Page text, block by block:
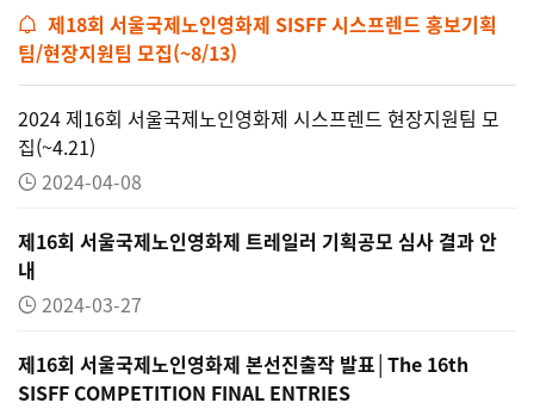
제18회 서울국제노인영화제 SISFF 시스프렌드 홍보기획
팀/현장지원팀 모집(~8/13)
2024 제16회 서울국제노인영화제 시스프렌드 현장지원팀 모
집(~4.21)
2024-04-08
제16회 서울국제노인영화제 트레일러 기획공모 심사 결과 안
내
2024-03-27
제16회 서울국제노인영화제 본선진출작 발표│The 16th
SISFF COMPETITION FINAL ENTRIES